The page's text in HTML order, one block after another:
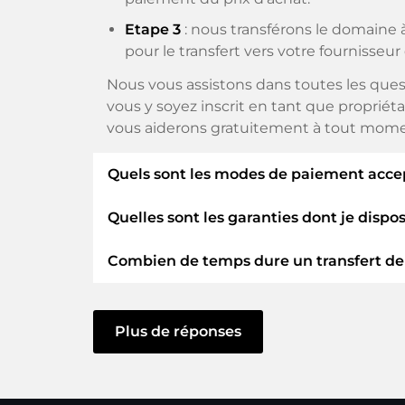
Etape 3 : nous transférons le
pour le transfert vers votre fournisseur
Nous vous assistons dans toutes les
vous y soyez inscrit en tant que
vous aiderons gratuitement à tout
Quels sont les modes de paiement
Nous utilisons SEPA comme paiement
Quelles sont les garanties dont je
En tant qu'acheteur, nous vous
Vous serezremboursé
Le vendeur ne reçoit de l'argent que
Combien de temps dure un transfert
Le transfert de domaine vers un
vous agissiez sans délai et qu'aucun
Plus de réponses